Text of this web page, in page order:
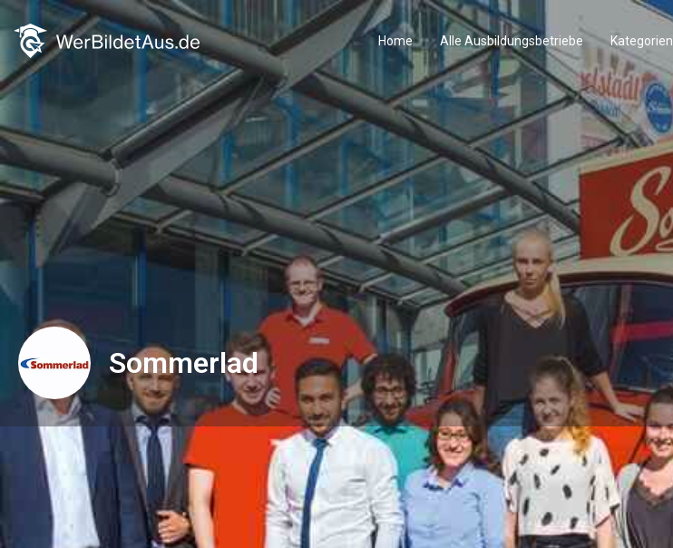
Home Alle Ausbildungsbetriebe Kategorien
Sommerlad
Unternehmensprofil Events 0
Routenplaner Anrufen Website Merken